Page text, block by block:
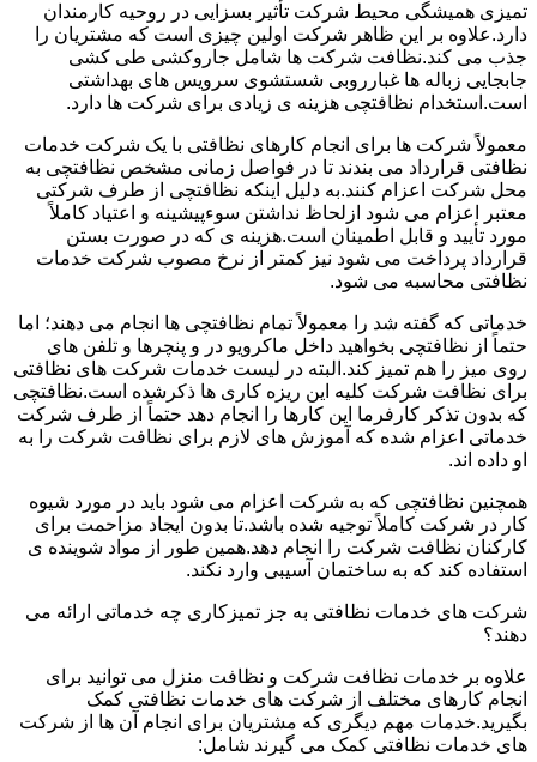
تمیزی همیشگی محیط شرکت تأثیر بسزایی در روحیه کارمندان
دارد.علاوه بر این ظاهر شرکت اولین چیزی است که مشتریان را
جذب می کند.نظافت شرکت ها شامل جاروکشی طی کشی
جابجایی زباله ها غبارروبی شستشوی سرویس های بهداشتی
است.استخدام نظافتچی هزینه ی زیادی برای شرکت ها دارد.
معمولاً شرکت ها برای انجام کارهای نظافتی با یک شرکت خدمات
نظافتی قرارداد می بندند تا در فواصل زمانی مشخص نظافتچی به
محل شرکت اعزام کنند.به دلیل اینکه نظافتچی از طرف شرکتی
معتبر اعزام می شود ازلحاظ نداشتن سوءپیشینه و اعتیاد کاملاً
مورد تأیید و قابل اطمینان است.هزینه ی که در صورت بستن
قرارداد پرداخت می شود نیز کمتر از نرخ مصوب شرکت خدمات
نظافتی محاسبه می شود.
خدماتی که گفته شد را معمولاً تمام نظافتچی ها انجام می دهند؛ اما
حتماً از نظافتچی بخواهید داخل ماکرویو در و پنچرها و تلفن های
روی میز را هم تمیز کند.البته در لیست خدمات شرکت های نظافتی
برای نظافت شرکت کلیه این ریزه کاری ها ذکرشده است.نظافتچی
که بدون تذکر کارفرما این کارها را انجام دهد حتماً از طرف شرکت
خدماتی اعزام شده که آموزش های لازم برای نظافت شرکت را به
او داده اند.
همچنین نظافتچی که به شرکت اعزام می شود باید در مورد شیوه
کار در شرکت کاملاً توجیه شده باشد.تا بدون ایجاد مزاحمت برای
کارکنان نظافت شرکت را انجام دهد.همین طور از مواد شوینده ی
استفاده کند که به ساختمان آسیبی وارد نکند.
شرکت های خدمات نظافتی به جز تمیزکاری چه خدماتی ارائه می
دهند؟
علاوه بر خدمات نظافت شرکت و نظافت منزل می توانید برای
انجام کارهای مختلف از شرکت های خدمات نظافتی کمک
بگیرید.خدمات مهم دیگری که مشتریان برای انجام آن ها از شرکت
های خدمات نظافتی کمک می گیرند شامل: